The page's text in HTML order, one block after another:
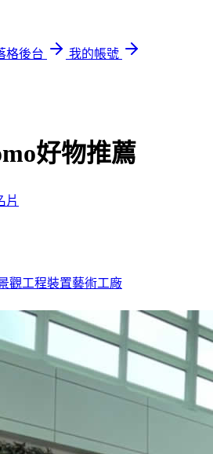
格後台
我的帳號
好物推薦
片
觀工程裝置藝術工廠